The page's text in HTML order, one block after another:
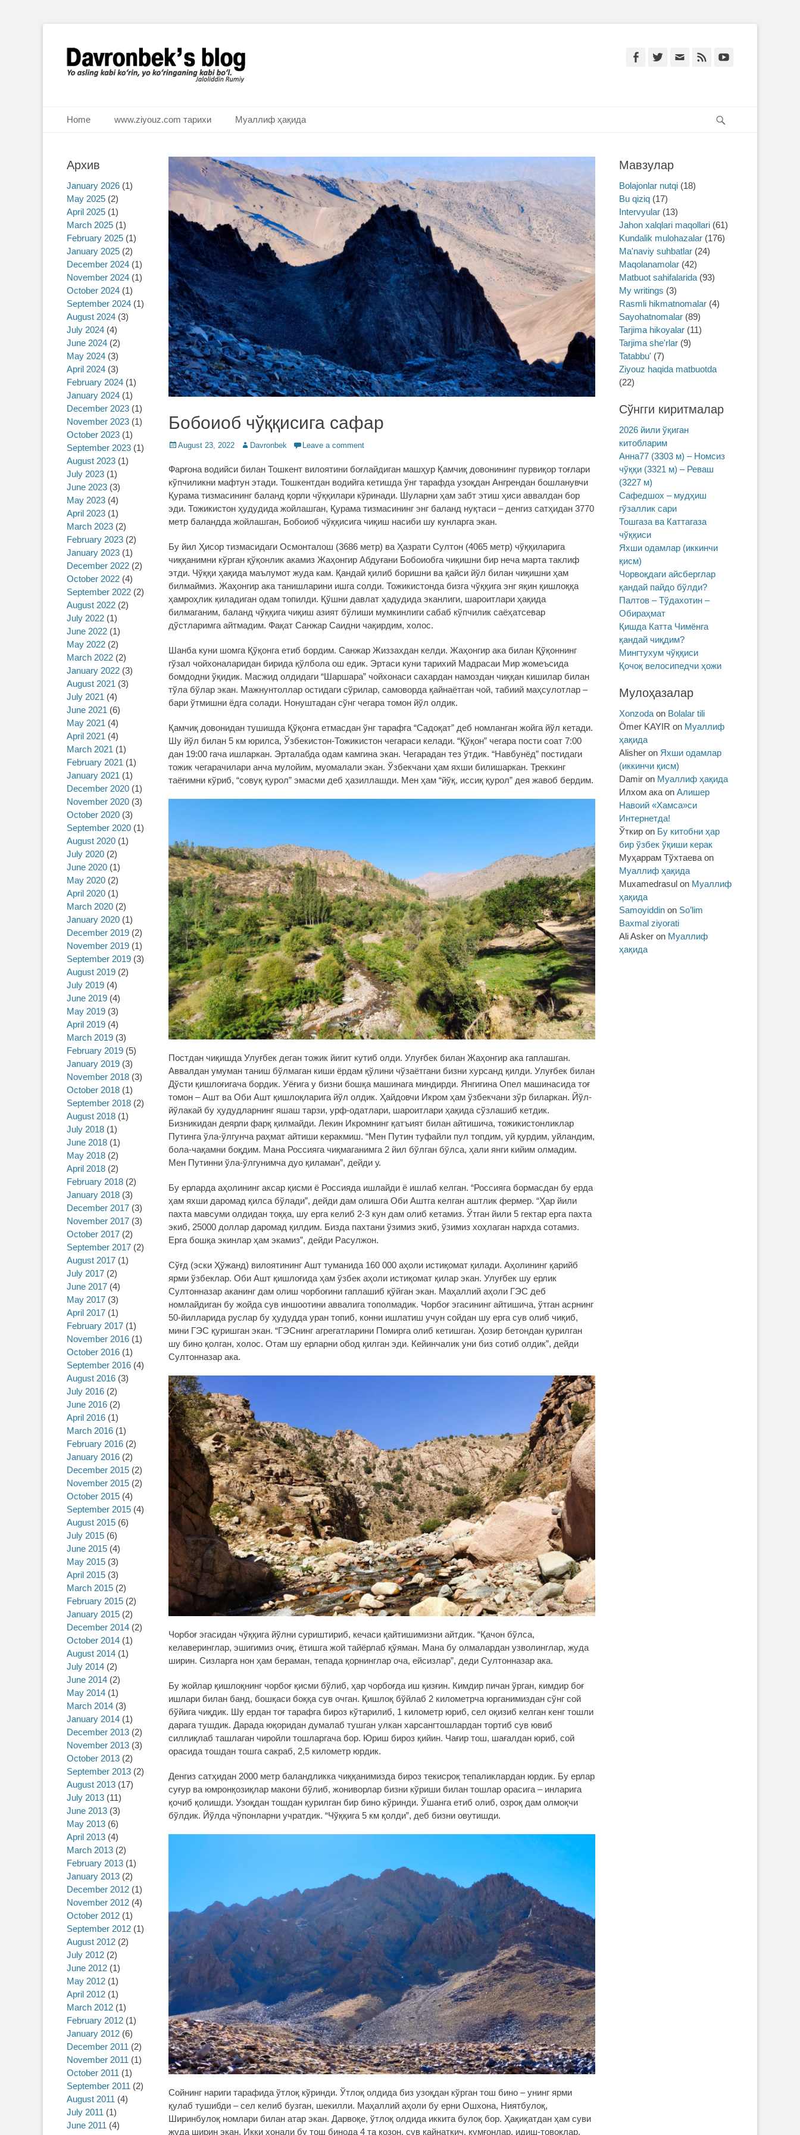
Davronbek's blog
Ё аслинг каби кўрин, ё кўринганинг каби бўл. Ж.Румий Facebook
Twitter Email Feed
Primary Menu
Home www.ziyouz.com тарихи Муаллиф ҳақида
Бобоиоб чўққисига сафар
Posted
August 23, 2022 Author
Davronbek Leave a comment
Фарғона водийси билан Тошкент вилоятини боғлайдиган машҳур Қамчиқ довонининг пурвиқор тоғлари
кўпчиликни мафтун этади. Тошкентдан водийга кетишда ўнг тарафда узоқдан Ангрендан бошланувчи
Қурама тизмасининг баланд қорли чўққилари кўринади. Шуларни ҳам забт этиш ҳиси аввалдан бор
эди. Тожикистон ҳудудида жойлашган, Қурама тизмасининг энг баланд нуқтаси – денгиз сатҳидан 3770
метр баландда жойлашган, Бобоиоб чўққисига чиқиш насиби шу кунларга экан.
Бу йил Ҳисор тизмасидаги Осмонталош (3686 метр) ва Ҳазрати Султон (4065 метр) чўққиларига
чиққанимни кўрган қўқонлик акамиз Жаҳонгир Абдуғани Бобоиобга чиқишни бир неча марта таклиф
этди. Чўққи ҳақида маълумот жуда кам. Қандай қилиб боришни ва қайси йўл билан чиқишни ҳам
билмаймиз. Жаҳонгир ака танишларини ишга солди. Тожикистонда бизга чўққига энг яқин қишлоққа
ҳамроҳлик қиладиган одам топилди. Қўшни давлат ҳадудида эканлиги, шароитлари ҳақида
билмаганим, баланд чўққига чиқиш азият бўлиши мумкинлиги сабаб кўпчилик саёҳатсевар
дўстларимга айтмадим. Фақат Санжар Саидни чақирдим, холос.
Шанба куни шомга Қўқонга етиб бордим. Санжар Жиззахдан келди. Жаҳонгир ака билан Қўқоннинг
гўзал чойхоналаридан бирида қўлбола ош едик. Эртаси куни тарихий Мадрасаи Мир жомеъсида
бомдодни ўқидик. Масжид олдидаги “Шаршара” чойхонаси сахардан намоздан чиққан кишилар билан
тўла бўлар экан. Мажнунтоллар остидаги сўрилар, самоворда қайнаётган чой, табиий маҳсулотлар –
бари ўтмишни ёдга солади. Нонуштадан сўнг чегара томон йўл олдик.
Қамчиқ довонидан тушишда Қўқонга етмасдан ўнг тарафга “Садоқат” деб номланган жойга йўл кетади.
Шу йўл билан 5 км юрилса, Ўзбекистон-Тожикистон чегараси келади. “Қўқон” чегара пости соат 7:00
дан 19:00 гача ишларкан. Эрталабда одам камгина экан. Чегарадан тез ўтдик. “Навбунёд” постидаги
тожик чегарачилари анча мулойим, муомалали экан. Ўзбекчани ҳам яхши билишаркан. Треккинг
таёғимни кўриб, “совуқ қурол” эмасми деб ҳазиллашди. Мен ҳам “йўқ, иссиқ қурол” дея жавоб бердим.
Постдан чиқишда Улуғбек деган тожик йигит кутиб олди. Улуғбек билан Жаҳонгир ака гаплашган.
Аввалдан умуман таниш бўлмаган киши ёрдам қўлини чўзаётгани бизни хурсанд қилди. Улуғбек билан
Дўсти қишлоғигача бордик. Уёғига у бизни бошқа машинага миндирди. Янгигина Опел машинасида тоғ
томон – Ашт ва Оби Ашт қишлоқларига йўл олдик. Ҳайдовчи Икром ҳам ўзбекчани зўр биларкан. Йўл-
йўлакай бу ҳудудларнинг яшаш тарзи, урф-одатлари, шароитлари ҳақида сўзлашиб кетдик.
Бизникидан деярли фарқ қилмайди. Лекин Икромнинг қатъият билан айтишича, тожикистонликлар
Путинга ўла-ўлгунча раҳмат айтиши керакмиш. “Мен Путин туфайли пул топдим, уй қурдим, уйландим,
бола-чақамни боқдим. Мана Россияга чиқмаганимга 2 йил бўлган бўлса, ҳали янги кийим олмадим.
Мен Путинни ўла-ўлгунимча дуо қиламан”, дейди у.
Бу ерларда аҳолининг аксар қисми ё Россияда ишлайди ё ишлаб келган. “Россияга бормасдан бу ерда
ҳам яхши даромад қилса бўлади”, дейди дам олишга Оби Аштга келган аштлик фермер. “Ҳар йили
пахта мавсуми олдидан тоққа, шу ерга келиб 2-3 кун дам олиб кетамиз. Ўтган йили 5 гектар ерга пахта
экиб, 25000 доллар даромад қилдим. Бизда пахтани ўзимиз экиб, ўзимиз хоҳлаган нархда сотамиз.
Ерга бошқа экинлар ҳам экамиз”, дейди Расулжон.
Сўғд (эски Ҳўжанд) вилоятининг Ашт туманида 160 000 аҳоли истиқомат қилади. Аҳолининг қарийб
ярми ўзбеклар. Оби Ашт қишлоғида ҳам ўзбек аҳоли истиқомат қилар экан. Улуғбек шу ерлик
Султонназар аканинг дам олиш чорбоғини гаплашиб қўйган экан. Маҳаллий аҳоли ГЭС деб
номлайдиган бу жойда сув иншоотини аввалига тополмадик. Чорбоғ эгасининг айтишича, ўтган асрнинг
50-йилларида руслар бу ҳудудда уран топиб, конни ишлатиш учун сойдан шу ерга сув олиб чиқиб,
мини ГЭС қуришган экан. “ГЭСнинг агрегатларини Помирга олиб кетишган. Ҳозир бетондан қурилган
шу бино қолган, холос. Отам шу ерларни обод қилган эди. Кейинчалик уни биз сотиб олдик”, дейди
Султонназар ака.
Чорбоғ эгасидан чўққига йўлни суриштириб, кечаси қайтишимизни айтдик. “Қачон бўлса,
келаверинглар, эшигимиз очиқ, ётишга жой тайёрлаб қўяман. Мана бу олмалардан узволинглар, жуда
ширин. Сизларга нон ҳам бераман, тепада қорнинглар оча, ейсизлар”, деди Султонназар ака.
Бу жойлар қишлоқнинг чорбоғ қисми бўлиб, ҳар чорбоғда иш қизғин. Кимдир пичан ўрган, кимдир боғ
ишлари билан банд, бошқаси боққа сув очган. Қишлоқ бўйлаб 2 километрча юрганимиздан сўнг сой
бўйига чиқдик. Шу ердан тоғ тарафга бироз кўтарилиб, 1 километр юриб, сел оқизиб келган кенг тошли
дарага тушдик. Дарада юқоридан думалаб тушган улкан харсангтошлардан тортиб сув ювиб
силлиқлаб ташлаган чиройли тошларгача бор. Юриш бироз қийин. Чағир тош, шағалдан юриб, сой
орасида тошдан тошга сакраб, 2,5 километр юрдик.
Денгиз сатҳидан 2000 метр баландликка чиққанимизда бироз текисроқ тепаликлардан юрдик. Бу ерлар
суғур ва юмронқозиқлар макони бўлиб, жониворлар бизни кўриши билан тошлар орасига – инларига
қочиб қолишди. Узоқдан тошдан қурилган бир бино кўринди. Ўшанга етиб олиб, озроқ дам олмоқчи
бўлдик. Йўлда чўпонларни учратдик. “Чўққига 5 км қолди”, деб бизни овутишди.
Сойнинг нариги тарафида ўтлоқ кўринди. Ўтлоқ олдида биз узоқдан кўрган тош бино – унинг ярми
қулаб тушибди – сел келиб бузган, шекилли. Маҳаллий аҳоли бу ерни Ошхона, Ниятбулоқ,
Ширинбулоқ номлари билан атар экан. Дарвоқе, ўтлоқ олдида иккита булоқ бор. Ҳақиқатдан ҳам суви
жуда ширин экан. Икки хонали бу тош бинода 4 та қозон, сув қайнаткич, қумғонлар, идиш-товоқлар,
Мавзулар
Bolajonlar nutqi (18)
Bu qiziq (17)
Intervyular (13)
Jahon xalqlari maqollari (61)
Kundalik mulohazalar (176)
Ma'naviy suhbatlar (24)
Maqolanamolar (42)
Matbuot sahifalarida (93)
My writings (3)
Rasmli hikmatnomalar (4)
Sayohatnomalar (89)
Tarjima hikoyalar (11)
Tarjima she'rlar (9)
Tatabbu' (7)
Ziyouz haqida matbuotda
(22)
Сўнгги киритмалар
2026 йили ўқиган
китобларим
Анна77 (3303 м) – Номсиз
чўққи (3321 м) – Реваш
(3227 м)
Сафедшох – мудҳиш
гўзаллик сари
Тошгаза ва Каттагаза
чўққиси
Яхши одамлар (иккинчи
қисм)
Чорвоқдаги айсберглар
қандай пайдо бўлди?
Палтов – Тўдахотин –
Обираҳмат
Қишда Катта Чимёнга
қандай чиқдим?
Мингтухум чўққиси
Қочоқ велосипедчи ҳожи
Мулоҳазалар
Xonzoda on Bolalar tili
Ömer KAYIR on Муаллиф
ҳақида
Alisher on Яхши одамлар
(иккинчи қисм)
Damir on Муаллиф ҳақида
Илхом ака on Алишер
Навоий «Хамса»си
Интернетда!
Ўткир on Бу китобни ҳар
бир ўзбек ўқиши керак
Муҳаррам Тўхтаева on
Муаллиф ҳақида
Muxamedrasul on Муаллиф
ҳақида
Samoyiddin on So’lim
Baxmal ziyorati
Ali Asker on Муаллиф
ҳақида
Архив
January 2026 (1)
May 2025 (2)
April 2025 (1)
March 2025 (1)
February 2025 (1)
January 2025 (2)
December 2024 (1)
November 2024 (1)
October 2024 (1)
September 2024 (1)
August 2024 (3)
July 2024 (4)
June 2024 (2)
May 2024 (3)
April 2024 (3)
February 2024 (1)
January 2024 (1)
December 2023 (1)
November 2023 (1)
October 2023 (1)
September 2023 (1)
August 2023 (1)
July 2023 (1)
June 2023 (3)
May 2023 (4)
April 2023 (1)
March 2023 (2)
February 2023 (2)
January 2023 (1)
December 2022 (2)
October 2022 (4)
September 2022 (2)
August 2022 (2)
July 2022 (1)
June 2022 (1)
May 2022 (2)
March 2022 (2)
January 2022 (3)
August 2021 (3)
July 2021 (4)
June 2021 (6)
May 2021 (4)
April 2021 (4)
March 2021 (1)
February 2021 (1)
January 2021 (1)
December 2020 (1)
November 2020 (3)
October 2020 (3)
September 2020 (1)
August 2020 (1)
July 2020 (2)
June 2020 (1)
May 2020 (2)
April 2020 (1)
March 2020 (2)
January 2020 (1)
December 2019 (2)
November 2019 (1)
September 2019 (3)
August 2019 (2)
July 2019 (4)
June 2019 (4)
May 2019 (3)
April 2019 (4)
March 2019 (3)
February 2019 (5)
January 2019 (3)
November 2018 (3)
October 2018 (1)
September 2018 (2)
August 2018 (1)
July 2018 (1)
June 2018 (1)
May 2018 (2)
April 2018 (2)
February 2018 (2)
January 2018 (3)
December 2017 (3)
November 2017 (3)
October 2017 (2)
September 2017 (2)
August 2017 (1)
July 2017 (2)
June 2017 (4)
May 2017 (3)
April 2017 (1)
February 2017 (1)
November 2016 (1)
October 2016 (1)
September 2016 (4)
August 2016 (3)
July 2016 (2)
June 2016 (2)
April 2016 (1)
March 2016 (1)
February 2016 (2)
January 2016 (2)
December 2015 (2)
November 2015 (2)
October 2015 (4)
September 2015 (4)
August 2015 (6)
July 2015 (6)
June 2015 (4)
May 2015 (3)
April 2015 (3)
March 2015 (2)
February 2015 (2)
January 2015 (2)
December 2014 (2)
October 2014 (1)
August 2014 (1)
July 2014 (2)
June 2014 (2)
May 2014 (1)
March 2014 (3)
January 2014 (1)
December 2013 (2)
November 2013 (3)
October 2013 (2)
September 2013 (2)
August 2013 (17)
July 2013 (11)
June 2013 (3)
May 2013 (6)
April 2013 (4)
March 2013 (2)
February 2013 (1)
January 2013 (2)
December 2012 (1)
November 2012 (4)
October 2012 (1)
September 2012 (1)
August 2012 (2)
July 2012 (2)
June 2012 (1)
May 2012 (1)
April 2012 (1)
March 2012 (1)
February 2012 (1)
January 2012 (6)
December 2011 (2)
November 2011 (1)
October 2011 (1)
September 2011 (2)
August 2011 (4)
July 2011 (1)
June 2011 (4)